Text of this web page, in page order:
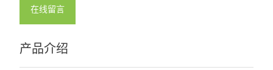
在线留言
产品介绍